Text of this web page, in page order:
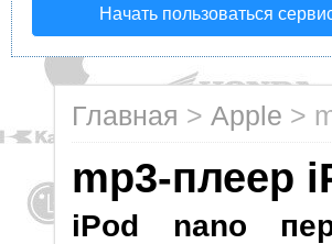
Начать пользоваться
Главная > Apple >
mp3-плеер
iPod nano